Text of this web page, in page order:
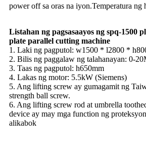
power off sa oras na iyon.Temperatura
Listahan ng pagsasaayos ng spq-1500
plate parallel cutting machine
1. Laki ng pagputol: w1500 * l2800 *
2. Bilis ng paggalaw ng talahanayan: 0-
3. Taas ng pagputol: h650mm
4. Lakas ng motor: 5.5kW (Siemens)
5. Ang lifting screw ay gumagamit ng
strength ball screw.
6. Ang lifting screw rod at umbrella
device ay may mga function ng
alikabok